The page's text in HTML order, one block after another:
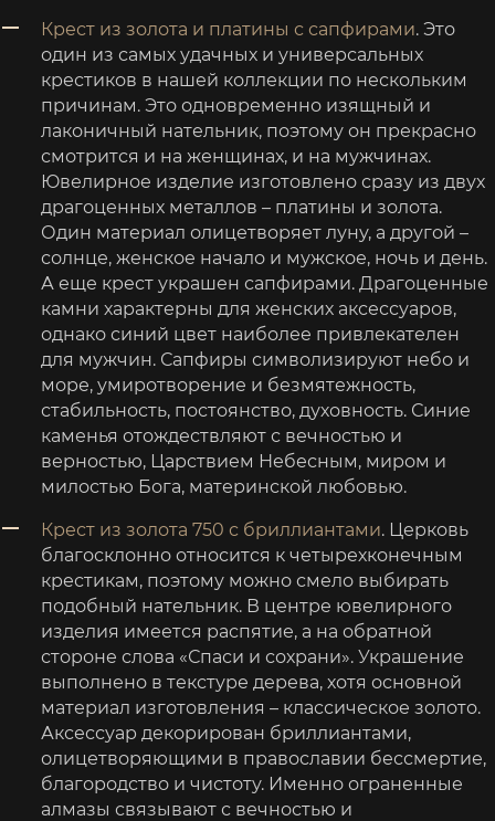
Крест из золота и платины с сапфирами. Это
один из самых удачных и универсальных
крестиков в нашей коллекции по нескольким
причинам. Это одновременно изящный и
лаконичный нательник, поэтому он прекрасно
смотрится и на женщинах, и на мужчинах.
Ювелирное изделие изготовлено сразу из двух
драгоценных металлов – платины и золота.
Один материал олицетворяет луну, а другой –
солнце, женское начало и мужское, ночь и день.
А еще крест украшен сапфирами. Драгоценные
камни характерны для женских аксессуаров,
однако синий цвет наиболее привлекателен
для мужчин. Сапфиры символизируют небо и
море, умиротворение и безмятежность,
стабильность, постоянство, духовность. Синие
каменья отождествляют с вечностью и
верностью, Царствием Небесным, миром и
милостью Бога, материнской любовью.
Крест из золота 750 с бриллиантами. Церковь
благосклонно относится к четырехконечным
крестикам, поэтому можно смело выбирать
подобный нательник. В центре ювелирного
изделия имеется распятие, а на обратной
стороне слова «Спаси и сохрани». Украшение
выполнено в текстуре дерева, хотя основной
материал изготовления – классическое золото.
Аксессуар декорирован бриллиантами,
олицетворяющими в православии бессмертие,
благородство и чистоту. Именно ограненные
алмазы связывают с вечностью и